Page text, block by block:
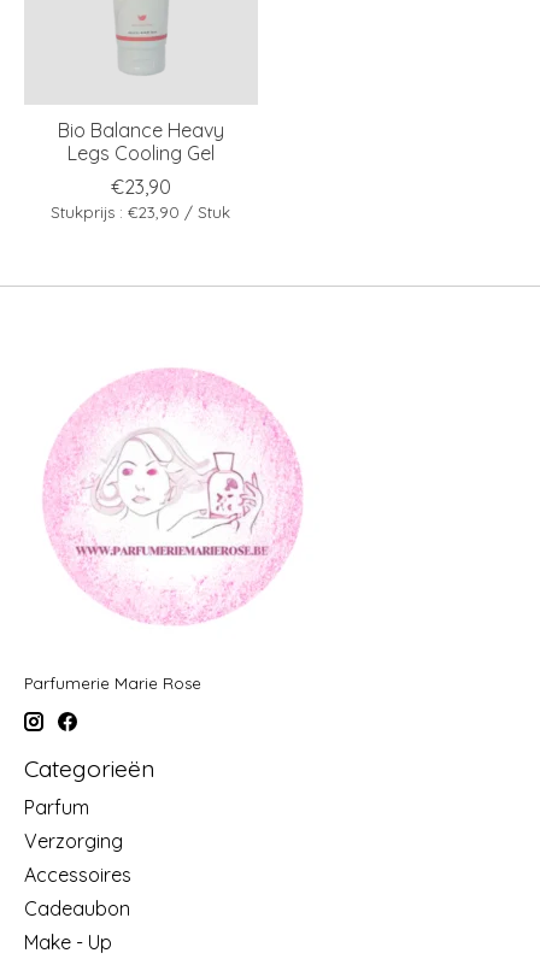
Bio Balance Heavy
Legs Cooling Gel
€23,90
Stukprijs : €23,90 / Stuk
Parfumerie Marie Rose
Categorieën
Parfum
Verzorging
Accessoires
Cadeaubon
Make - Up